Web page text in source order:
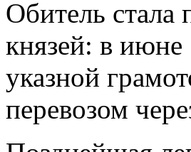
Обитель стала
князей: в
указной
перевозом